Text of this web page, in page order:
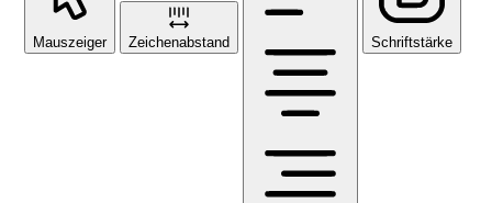
Mauszeiger Zeichenabstand Schriftstärke